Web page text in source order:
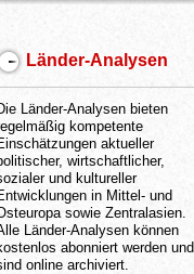
Länder-Analysen
Länder-Analysen bieten
kompetente
aktueller
wirtschaftlicher,
und kultureller
in Mittel- und
sowie Zentralasien.
Länder-Analysen können
abonniert werden und
online archiviert.